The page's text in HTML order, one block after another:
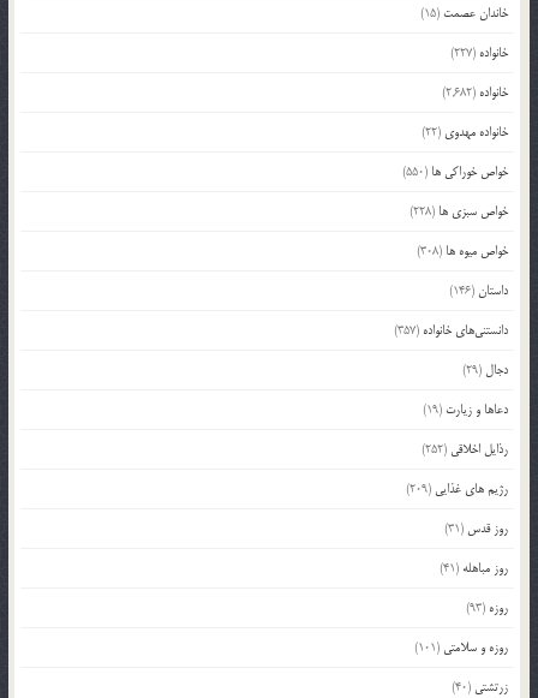
خاندان عصمت (15)
خانواده (227)
خانواده (2,682)
خانواده مهدوی (22)
خواص خوراکی ها (550)
خواص سبزی ها (228)
خواص میوه ها (308)
داستان(146)
دانستنی‌های خانواده (357)
دجال (29)
دعاها و زیارت (19)
رذایل اخلاقی (252)
رژیم های غذایی (209)
روز قدس (31)
روز مباهله (41)
روزه (93)
روزه و سلامتی (101)
زرتشتی (40)